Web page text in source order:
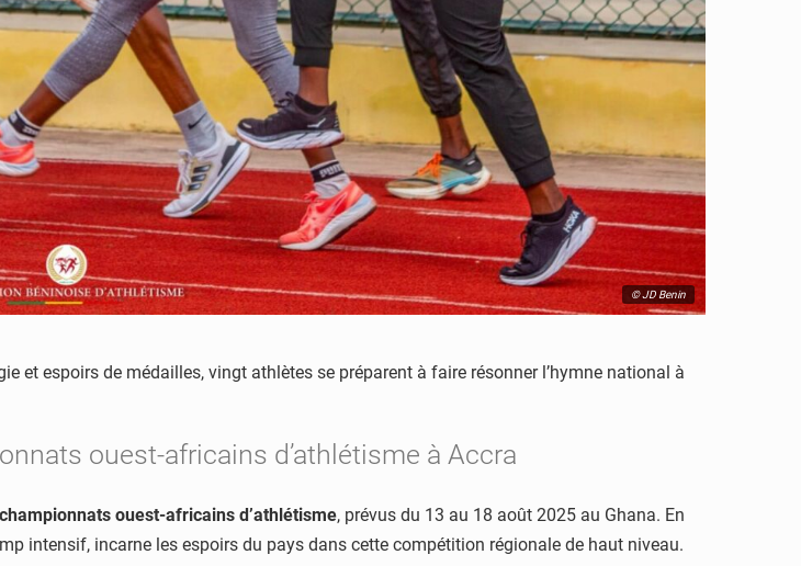
© JD Benin
et espoirs de médailles, vingt athlètes se préparent à faire résonner l’hymne national à
ouest-africains d’athlétisme à Accra
championnats ouest-africains d’athlétisme, prévus du 13 au 18 août 2025 au Ghana. En
intensif, incarne les espoirs du pays dans cette compétition régionale de haut niveau.